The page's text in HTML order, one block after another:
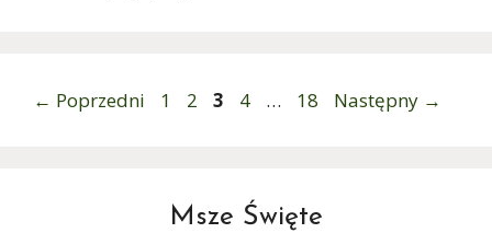
← Poprzedni Strona
1 Strona
2 Strona
3 Strona
4 … Strona
18 Następny →
Msze Święte